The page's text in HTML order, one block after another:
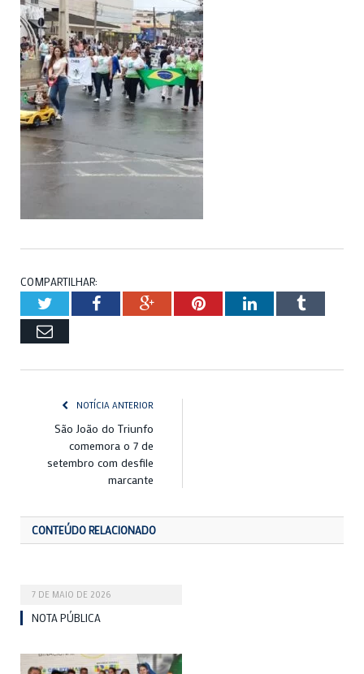
COMPARTILHAR:
TwitterFacebookGoogle+PinterestLinkedInTumblr
Email
NOTÍCIA ANTERIOR
São João do Triunfo
comemora o 7 de
setembro com desfile
marcante
CONTEÚDO RELACIONADO
7 DE MAIO DE 2026
NOTA PÚBLICA